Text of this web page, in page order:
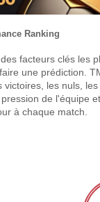
Ranking
facteurs clés les
une prédiction.
victoires, les nuls,
de l'équipe
à chaque match.